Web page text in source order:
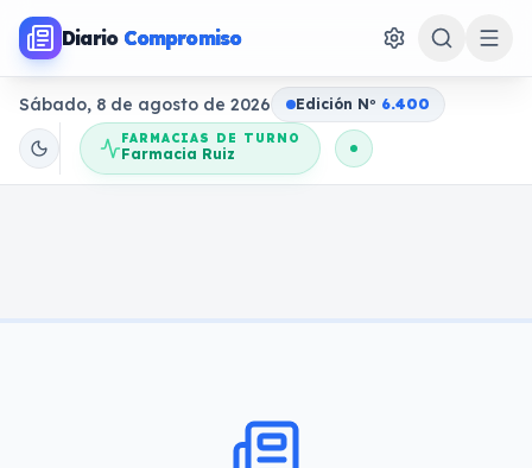
Diario Compromiso
Sábado, 8 de agosto de 2026 Edición No 6.400
FARMACIAS DE TURNO
Farmacia Ruiz